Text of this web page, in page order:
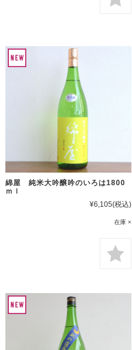
綿屋 純米大吟醸吟のいろは1800
ｍｌ
¥6,105(税込)
在庫 ×